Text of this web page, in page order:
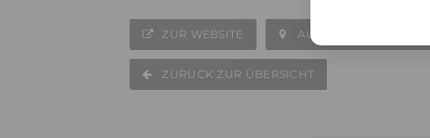
ZUR WEBSITE AUF DER KARTE
ZURÜCK ZUR ÜBERSICHT